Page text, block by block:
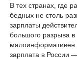
В тех странах, где
бедных не столь
зарплаты
большого разрыва в
зарплата в России